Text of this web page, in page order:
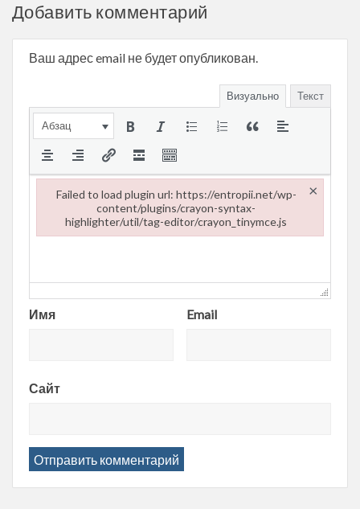
Добавить комментарий
Ваш адрес email не будет опубликован.
Визуально Текст
Абзац
Имя Email
Сайт
Failed to load plugin url: https://entropii.net/wp-
content/plugins/crayon-syntax-
highlighter/util/tag-editor/crayon_tinymce.js
×
Failed to load plugin url: https://entropii.net/wp-content/